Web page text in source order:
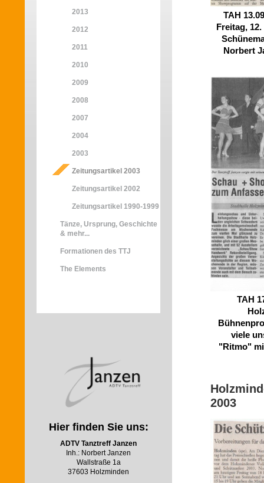
2013
2012
2011
2010
2009
2008
2007
2004
2003
Zeitungsartikel 2003
Zeitungsartikel 2002
Zeitungsartikel 1990-1999
Tänze, Ursprung, Geschichte
& mehr...
Formationen des TTJ
The Elements
Hier finden Sie uns:
ADTV Tanztreff Janzen
Inh.: Norbert Janzen
Wallstraße 1a
37603 Holzminden
TAH
Freitag,
Norbert
TAH
viele
"Ritmo"
2003